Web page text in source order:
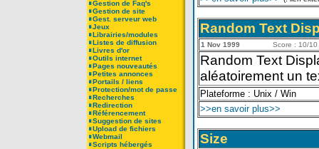
Gestion de Faq's
Gestion de site
Gest. serveur web
Jeux
Librairies/modules
Listes de diffusion
Livres d'or
Outils internet
Pages nouveautés
Petites annonces
Portails / liens
Protection/mot de passe
Recherches
Redirection
Référencement
Suggestion de sites
Upload de fichiers
Webmail
Scripts hébergés
Random Text
1 Nov 1999 Score : 10/
Random Text
aléatoirement un
Plateforme : Unix / Win
>>en savoir plus>>
Size